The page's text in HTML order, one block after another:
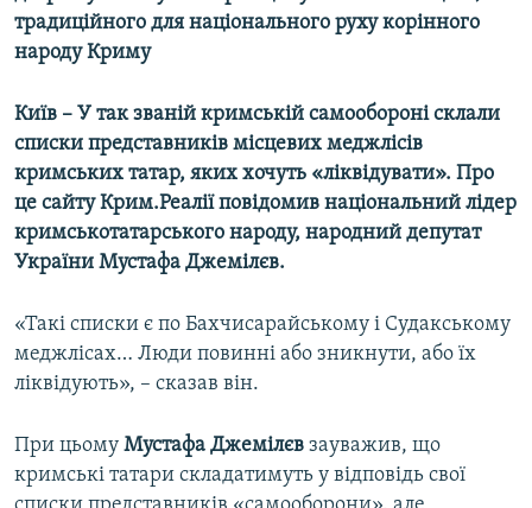
традиційного для національного руху корінного
народу Криму
Київ – У так званій кримській самообороні склали
списки представників місцевих меджлісів
кримських татар, яких хочуть «ліквідувати». Про
це сайту Крим.Реалії повідомив національний лідер
кримськотатарського народу, народний депутат
України Мустафа Джемілєв.
«Такі списки є по Бахчисарайському і Судакському
меджлісах… Люди повинні або зникнути, або їх
ліквідують», – сказав він.
При цьому Мустафа Джемілєв зауважив, що
кримські татари складатимуть у відповідь свої